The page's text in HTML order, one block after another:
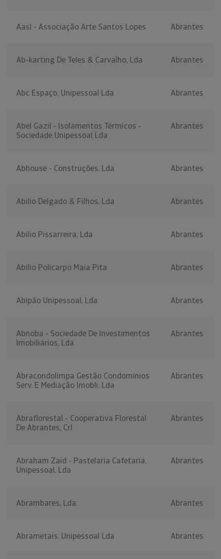
Aasl - Associação Arte Santos Lopes Abrantes
Ab-karting De Teles & Carvalho, Lda Abrantes
Abc Espaço, Unipessoal Lda Abrantes
Abel Gazil - Isolamentos Térmicos -
Sociedade Unipessoal Lda
Abrantes
Abhouse - Construções, Lda Abrantes
Abilio Delgado & Filhos, Lda Abrantes
Abilio Pissarreira, Lda Abrantes
Abilio Policarpo Maia Pita Abrantes
Abipão Unipessoal, Lda Abrantes
Abnoba - Sociedade De Investimentos
Imobiliários, Lda
Abrantes
Abracondolimpa Gestão Condomínios
Serv. E Mediação Imobli. Lda
Abrantes
Abraflorestal - Cooperativa Florestal
De Abrantes, Crl
Abrantes
Abraham Zaid - Pastelaria Cafetaria,
Unipessoal, Lda
Abrantes
Abrambares, Lda. Abrantes
Abrametais, Unipessoal Lda Abrantes